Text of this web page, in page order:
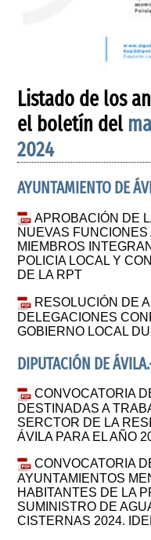
Listado de los
el boletín del
2024
AYUNTAMIENTO DE
APROBACIÓN DE
NUEVAS
MIEMBROS
POLICIA LOCAL Y
DE LA RPT
RESOLUCIÓN DE
DELEGACIONES
GOBIERNO LOCAL
DIPUTACIÓN DE
CONVOCATORIA
DESTINADAS A
SERCTOR DE LA
ÁVILA PARA EL AÑO
CONVOCATORIA
AYUNTAMIENTOS
HABITANTES DE LA
SUMINISTRO DE
CISTERNAS 2024.